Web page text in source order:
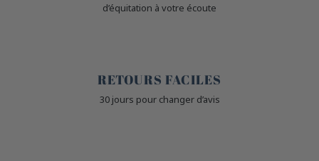
d’équitation à votre écoute
RETOURS FACILES
30 jours pour changer d’avis